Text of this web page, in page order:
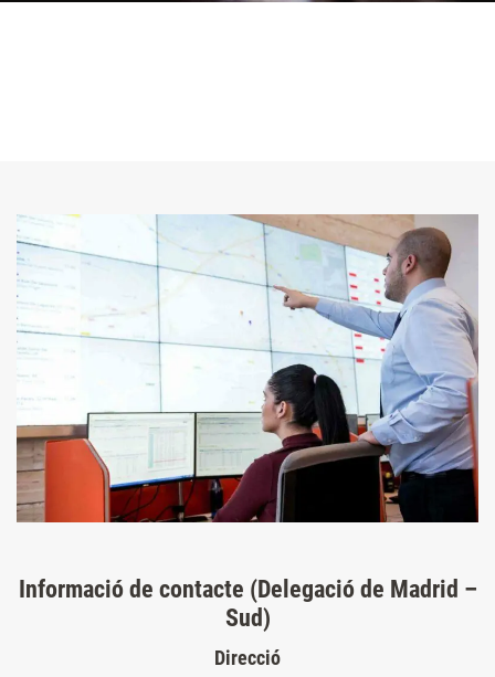
Informació de contacte (Delegació de Madrid –
Sud)
Direcció